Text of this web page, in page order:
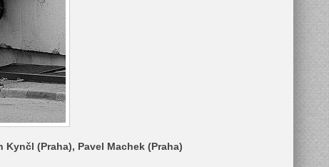
(Praha), Pavel Machek (Praha)